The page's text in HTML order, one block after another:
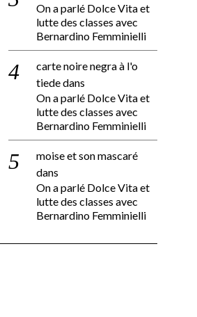
On a parlé Dolce Vita et
lutte des classes avec
Bernardino Femminielli
carte noire negra à l'o
tiededans
On a parlé Dolce Vita et
lutte des classes avec
Bernardino Femminielli
moise et son mascaré
dans
On a parlé Dolce Vita et
lutte des classes avec
Bernardino Femminielli